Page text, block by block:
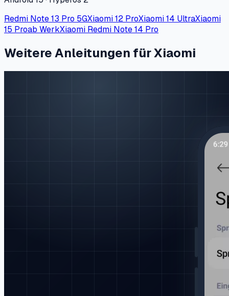
Redmi Note 13 Pro 5GXiaomi 12 ProXiaomi 14 UltraXiaomi
15 Proab WerkXiaomi Redmi Note 14 Pro
Weitere Anleitungen für Xiaomi